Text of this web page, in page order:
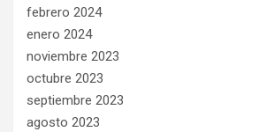
febrero 2024
enero 2024
noviembre 2023
octubre 2023
septiembre 2023
agosto 2023